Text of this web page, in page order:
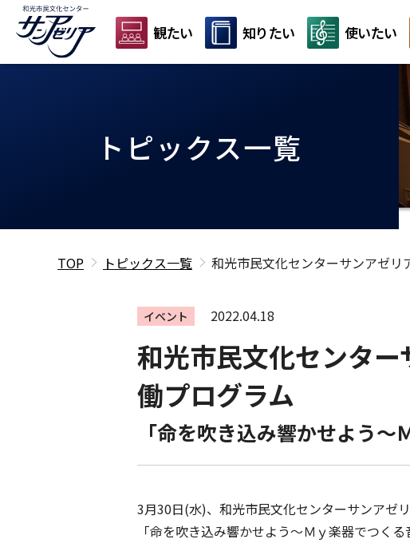
観たい 知りたい 使いたい
トピックス一覧
TOP トピックス一覧 和光市民文化センターサンアゼ
イベント 2022.04.18
和光市民文化センタ
働プログラム
「命を吹き込み響かせよう
3月30日(水)、和光市民文化センターサンアゼ
「命を吹き込み響かせよう～Ｍｙ楽器でつく